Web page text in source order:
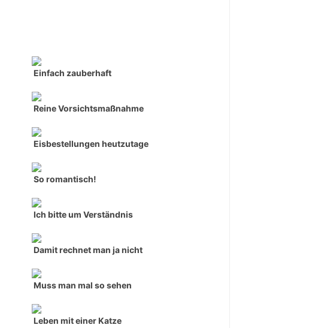
Einfach zauberhaft
Reine Vorsichtsmaßnahme
Eisbestellungen heutzutage
So romantisch!
Ich bitte um Verständnis
Damit rechnet man ja nicht
Muss man mal so sehen
Leben mit einer Katze